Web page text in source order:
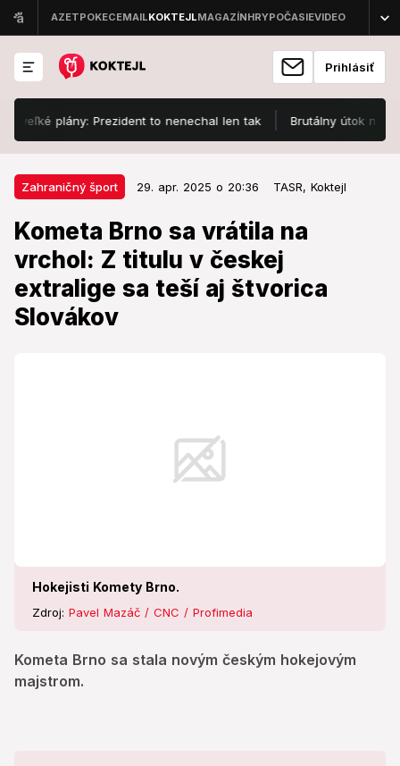
Prihlásiť
plány: Prezident to nenechal len tak Brutálny útok na
Zahraničný šport 29. apr. 2025 o 20:36 TASR, Koktejl
Kometa Brno sa vrátila na
vrchol: Z titulu v českej
extralige sa teší aj štvorica
Slovákov
Hokejisti Komety Brno.
Zdroj: Pavel Mazáč / CNC / Profimedia
Kometa Brno sa stala novým českým hokejovým
majstrom.
Zahraničný šport 29. apr. 2025 o 20:36
Kometa Brno sa vrátila na vrchol:
Z titulu v českej extralige sa teší
aj štvorica Slovákov
Kometa Brno sa stala novým českým hokejovým